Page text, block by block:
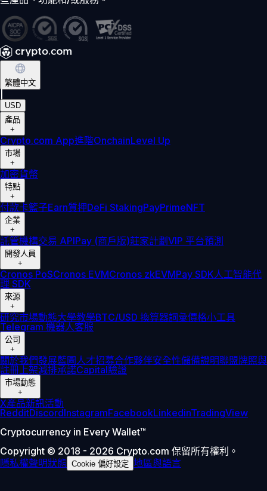
繁體中文
USD
產品
+
Crypto.com App進階OnchainLevel Up
市場
+
加密貨幣
特點
+
付款卡籃子Earn質押DeFi StakingPayPrimeNFT
企業
+
託管機構交易 APIPay (商戶版)莊家計劃 VIP 平台預測
開發人員
+
Cronos PoSCronos EVMCronos zkEVMPay SDK人工智能代
理 SDK
來源
+
研究市場動態大學教學BTC/USD 換算器詞彙價格小工具
Telegram 機器人客服
公司
+
關於我們發展藍圖人才招募合作夥伴安全性儲備證明聯盟牌照與
註冊上架減排承諾Capital驗證
市場動態
+
X產品新訊活動
RedditDiscordInstagramFacebookLinkedinTradingView
Cryptocurrency in Every Wallet™
Copyright © 2018 - 2026 Crypto.com 保留所有權利。
隱私權聲明狀態 Cookie 偏好設定 地區與語言